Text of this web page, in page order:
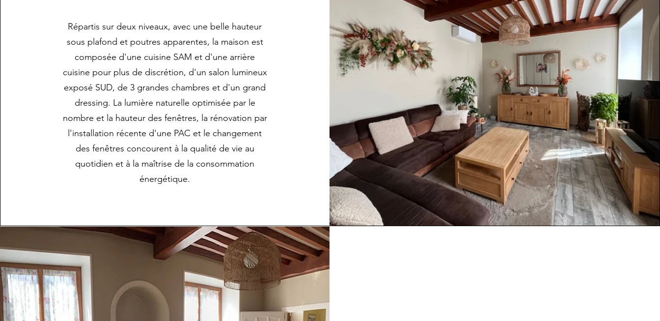
Répartis sur deux niveaux, avec une belle hauteur
sous plafond et poutres apparentes, la maison est
composée d'une cuisine SAM et d'une arrière
cuisine pour plus de discrétion, d'un salon lumineux
exposé SUD, de 3 grandes chambres et d'un grand
dressing. La lumière naturelle optimisée par le
nombre et la hauteur des fenêtres, la rénovation par
l'installation récente d'une PAC et le changement
des fenêtres concourent à la qualité de vie au
quotidien et à la maîtrise de la consommation
énergétique.